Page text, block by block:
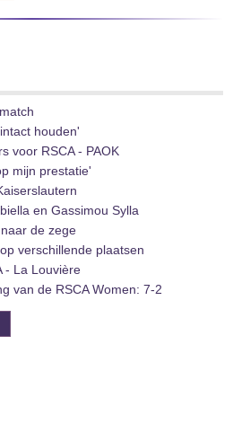
houden'
voor RSCA - PAOK
mijn prestatie'
en Gassimou Sylla
de zege
verschillende plaatsen
- La Louvière
van de RSCA Women: 7-2